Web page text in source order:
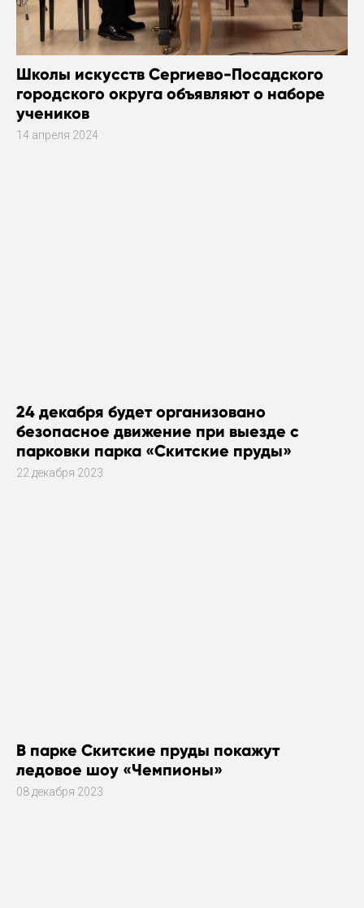
Школы искусств Сергиево-Посадского
городского округа объявляют о наборе
учеников
14 апреля 2024
24 декабря будет организовано
безопасное движение при выезде с
парковки парка «Скитские пруды»
22 декабря 2023
В парке Скитские пруды покажут
ледовое шоу «Чемпионы»
08 декабря 2023